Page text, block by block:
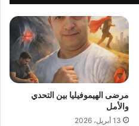
مرضى الهيموفيليا بين التحدي
والأمل
13 أبريل، 2026